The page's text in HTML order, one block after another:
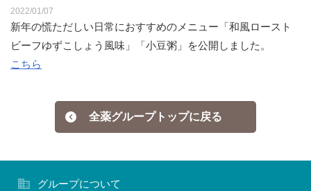
サステナビリティ
ヘルスケア
採用情報
お問い合わせ
2022/01/07
新年の慌ただしい日常におすすめのメニュー「和風ロースト
ビーフゆずこしょう風味」「小豆粥」を公開しました。
こちら
全薬グループトップに戻る
グループについて